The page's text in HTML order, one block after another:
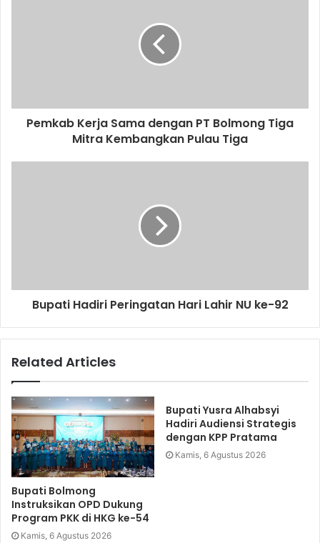
Pemkab Kerja Sama dengan PT Bolmong Tiga
Mitra Kembangkan Pulau Tiga
Bupati Hadiri Peringatan Hari Lahir NU ke-92
Related Articles
Bupati Bolmong
Instruksikan OPD Dukung
Program PKK di HKG ke-54
Kamis, 6 Agustus 2026
Bupati Yusra Alhabsyi
Hadiri Audiensi Strategis
dengan KPP Pratama
Kamis, 6 Agustus 2026